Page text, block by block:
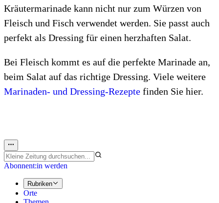
Kräutermarinade kann nicht nur zum Würzen von
Fleisch und Fisch verwendet werden. Sie passt auch
perfekt als Dressing für einen herzhaften Salat.
Bei Fleisch kommt es auf die perfekte Marinade an,
beim Salat auf das richtige Dressing. Viele weitere
Marinaden- und Dressing-Rezepte finden Sie hier.
Abonnent:in werden
Rubriken
Orte